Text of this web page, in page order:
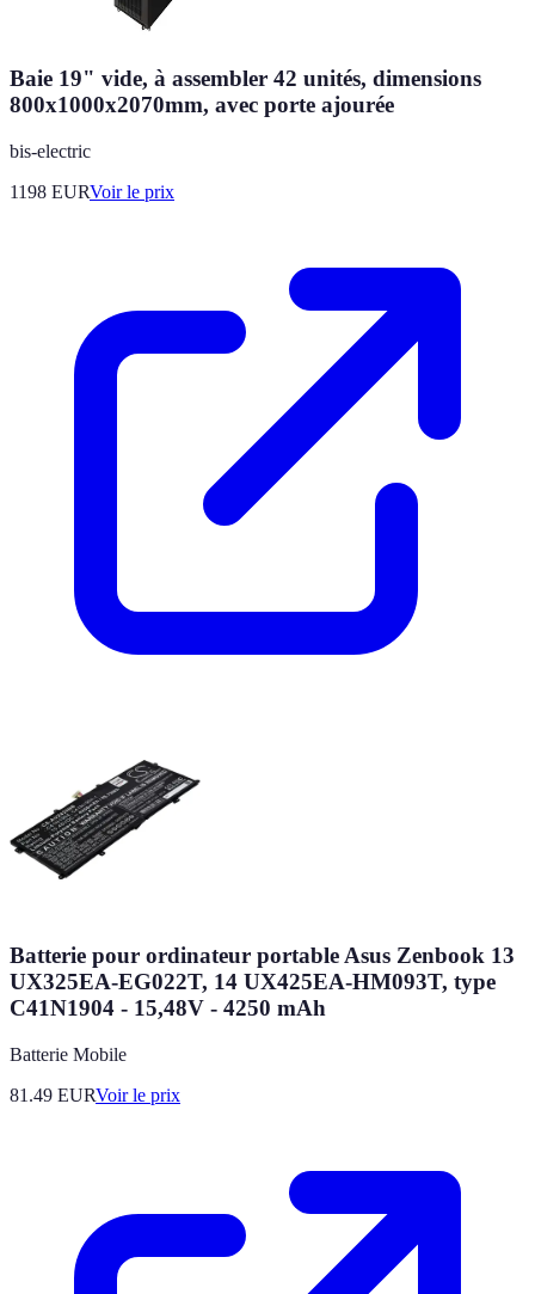
Baie 19" vide, à assembler 42 unités, dimensions
800x1000x2070mm, avec porte ajourée
bis-electric
1198 EURVoir le prix
Batterie pour ordinateur portable Asus Zenbook 13
UX325EA-EG022T, 14 UX425EA-HM093T, type
C41N1904 - 15,48V - 4250 mAh
Batterie Mobile
81.49 EURVoir le prix